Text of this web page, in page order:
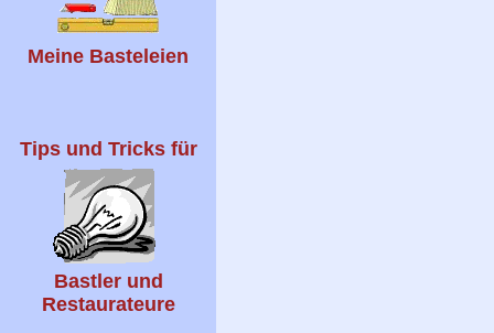
Meine Basteleien
Tips und Tricks für
Bastler und
Restaurateure